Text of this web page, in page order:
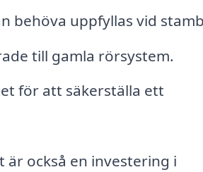
behöva uppfyllas vid
till gamla rörsystem.
för att säkerställa ett
också en investering i